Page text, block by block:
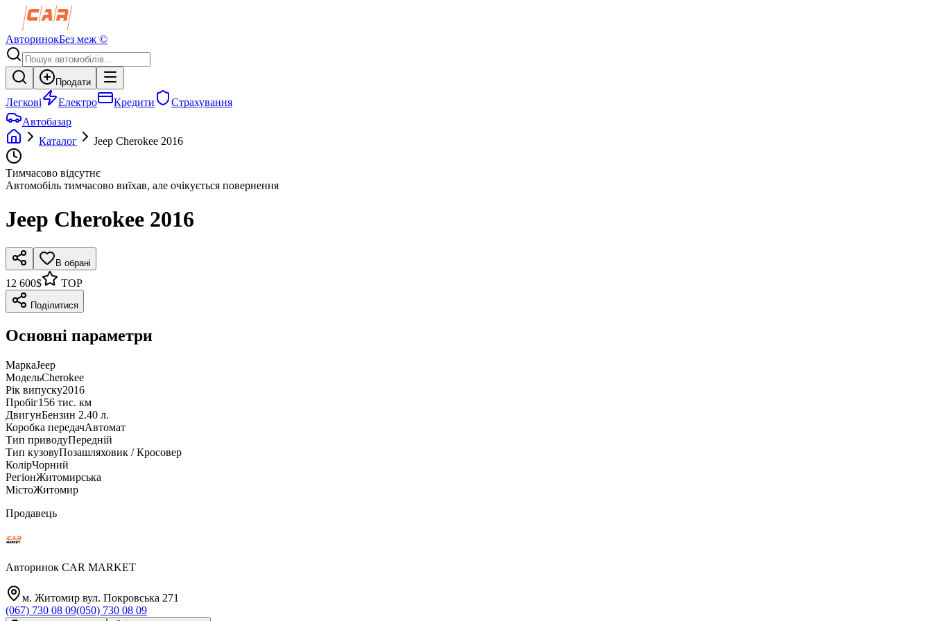
АвторинокБез меж ©
Продати
Легкові Електро Кредити
Страхування
Автобазар
Каталог
Jeep Cherokee 2016
Тимчасово відсутнє
Автомобіль тимчасово виїхав, але очікується повернення
Jeep Cherokee 2016
В обрані
12 600$ TOP
Поділитися
Основні параметри
МаркаJeep
МодельCherokee
Рік випуску2016
Пробіг156 тис. км
ДвигунБензин 2.40 л.
Коробка передачАвтомат
Тип приводуПередній
Тип кузовуПозашляховик / Кросовер
КолірЧорний
РегіонЖитомирська
МістоЖитомир
Продавець
Авторинок CAR MARKET
м. Житомир вул. Покровська 271
(067) 730 08 09(050) 730 08 09